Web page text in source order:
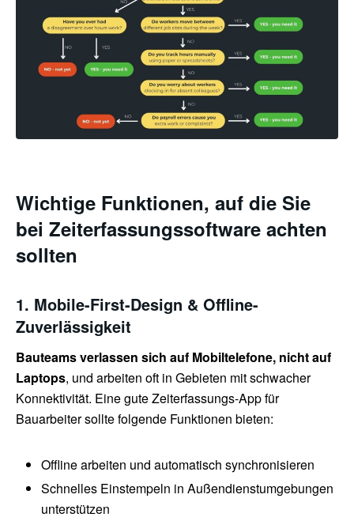
Wichtige Funktionen, auf die Sie
bei Zeiterfassungssoftware achten
sollten
1. Mobile-First-Design & Offline-
Zuverlässigkeit
Bauteams verlassen sich auf Mobiltelefone, nicht auf
Laptops, und arbeiten oft in Gebieten mit schwacher
Konnektivität. Eine gute Zeiterfassungs-App für
Bauarbeiter sollte folgende Funktionen bieten:
Offline arbeiten und automatisch synchronisieren
Schnelles Einstempeln in Außendienstumgebungen
unterstützen